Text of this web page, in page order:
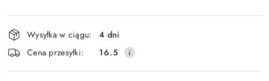
Dostępność
i
dostawa
Wysyłka w ciągu:
4 dni
Cena przesyłki:
16.5